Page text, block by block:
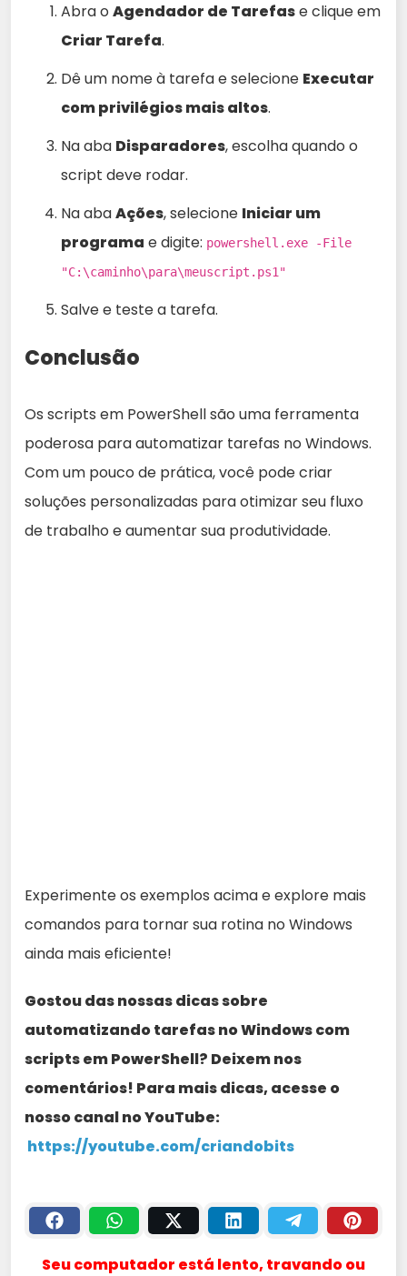
Abra o Agendador de Tarefase clique em
Criar Tarefa.
Dê um nome à tarefa e selecione Executar
com privilégios mais altos.
Na aba Disparadores, escolha quando o
script deve rodar.
Na abaAções, selecione Iniciar um
programa e digite: powershell.exe -File
"C:\caminho\para\meuscript.ps1"
Salve e teste a tarefa.
Conclusão
Os scripts em PowerShell são uma ferramenta
poderosa para automatizar tarefas no Windows.
Com um pouco de prática, você pode criar
soluções personalizadas para otimizar seu fluxo
de trabalho e aumentar sua produtividade.
Experimente os exemplos acima e explore mais
comandos para tornar sua rotina no Windows
ainda mais eficiente!
Gostou das nossas dicas sobre
automatizando tarefas no Windows com
scripts em PowerShell? Deixem nos
comentários! Para mais dicas, acesse o
nosso canal no YouTube:
https://youtube.com/criandobits
Seu computador está lento, travando ou